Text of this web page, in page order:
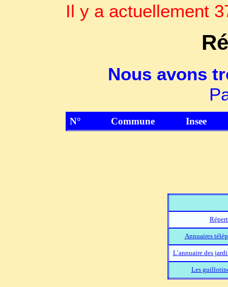
Il y a actuellement
Nous avons
N° Commune Insee
Annuaires
L’annuaire des
Les